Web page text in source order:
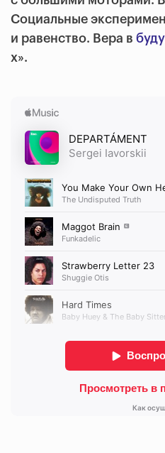
Социальные
и равенство. Вера в
х».